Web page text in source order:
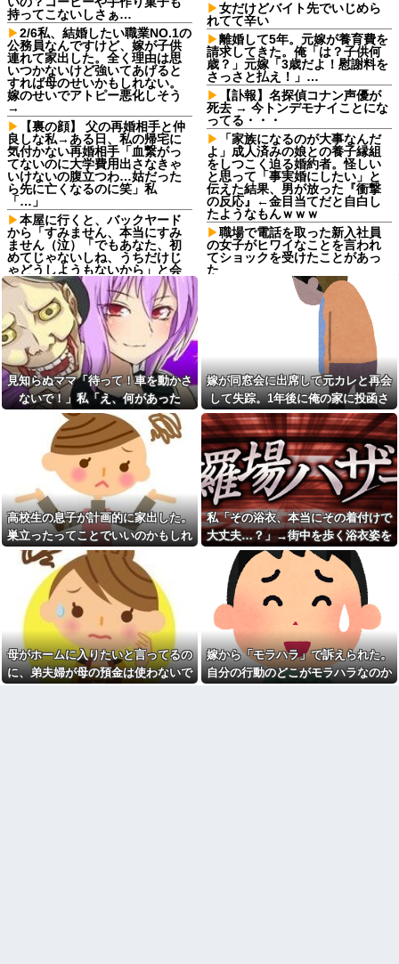
持ってこないしさぁ…
2/6私、結婚したい職業NO.1の
公務員なんですけど、嫁が子供
連れて家出した。全く理由は思
いつかないけど強いてあげると
すれば母のせいかもしれない。
嫁のせいでアトピー悪化しそう
→
【裏の顔】 父の再婚相手と仲
良しな私→ある日、私の帰宅に
気付かない再婚相手「血繋がっ
てないのに大学費用出さなきゃ
いけないの腹立つわ…姑だった
ら先に亡くなるのに笑」私
「…」
本屋に行くと、バックヤード
から「すみません、本当にすみ
ません（泣）「でもあなた、初
めてじゃないしね、うちだけじ
ゃどうしようもないから」と会
話が聞こえてきた→する
と・・・
生活保護の相談に行ったら、
愛猫を手放さないと無理と言わ
れた。子どものような存在だか
ら手放すのは絶対に考えられな
い・・・
妹と差をつけて育てられた。
妹「家も土地も、財産はすべて
私が継ぐ。相続は放棄して」母
「うんうん」私「わかった」 →
数年後、復讐のチャンスがや...
彼女と結婚の話をしていた時
に言われたことが衝撃だった
祖父が亡くなって遺品整理し
てたら大量の手紙が出てきた。
全部同じ女性で祖父と恋愛関係
だったっぽい
見知らぬママ「待って！車を
動かさないで！」私「え、何が
あったの！？」→慌てて降りる
と園長先生が激怒していて…
私「この絵馬、切ないお願い
が書いてある…」友人「読んで
みて」→有名神社で見つけた願
い事の内容に、思わず神様も困
るだろうと思ってしまい…
義妹夫のお兄さんが草加の集
まりにいてビックリ。義両親は
新興宗教大嫌いな人たちなのに...
女だけどバイト先でいじめら
れてて辛い
離婚して5年。元嫁が養育費を
請求してきた。俺「は？子供何
歳？」元嫁「3歳だよ！慰謝料を
さっさと払え！」…
【訃報】名探偵コナン声優が
死去 → 今トンデモナイことにな
ってる・・・
「家族になるのが大事なんだ
よ」成人済みの娘との養子縁組
をしつこく迫る婚約者。怪しい
と思って「事実婚にしたい」と
伝えた結果、男が放った『衝撃
の反応』←金目当てだと自白し
たようなもんｗｗｗ
職場で電話を取った新入社員
の女子がヒワイなことを言われ
てショックを受けたことがあっ
た
GPSを利用したゲーム思いつ
琵琶湖三市同時花火大会、開
催中止を発表 場所時刻不明・
許可なし・交通整理なし・市が
20年くらい前だけど当時お付
き合いがあった仲間が神社に赤
いものを身につけちゃいけない
と言ってた
父の再婚相手が職権乱用して
私達の個人情報を調べ、訪問や
電話をしてくる
母「お姉ちゃんは偉いのに、
あんたはねぇ…」私「また比べ
るの？」→積もり積もった不満
がついに爆発して…
日本韓国台湾「少子化です」
←わかる 中国北朝鮮「少子化
です」←強権国家でも止められ
ないのかよ
ラーメンハゲ「最近のインス
タントは店に出せるレベル」ラ
ーメン大好きJK「店とインスタ
ントの良さは別のベクトル」他
担当美容師と近所の道端でば
ったり。美容師「早く前みたい
に美容室に来てくださいよ～」
私「もう少し落ち着いたらお願
見知らぬママ「待って！車を動かさ
ないで！」私「え、何があった
の！？」→慌てて降りると園長先生
が激怒していて…
嫁が同窓会に出席して元カレと再会
して失踪。1年後に俺の家に投函さ
れたものがこれ...
高校生の息子が計画的に家出した。
巣立ったってことでいいのかもしれ
ないけど、なんか割り切れず...
私「その浴衣、本当にその着付けで
大丈夫…？」→街中を歩く浴衣姿を
見て、違和感ばかりが気になってし
まい…
母がホームに入りたいと言ってるの
に、弟夫婦が母の預金は使わないで
嫁から「モラハラ」で訴えられた。
自分の行動のどこがモラハラなのか